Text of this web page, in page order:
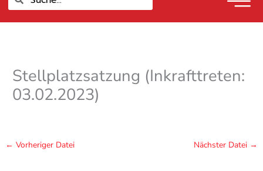
Stellplatzsatzung (Inkrafttreten:
03.02.2023)
← Vorheriger Datei Nächster Datei →